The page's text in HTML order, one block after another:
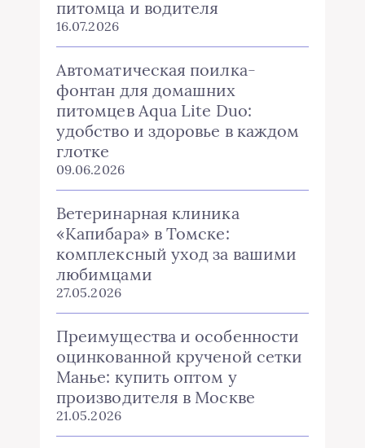
питомца и водителя
16.07.2026
Автоматическая поилка-
фонтан для домашних
питомцев Aqua Lite Duo:
удобство и здоровье в каждом
глотке
09.06.2026
Ветеринарная клиника
«Капибара» в Томске:
комплексный уход за вашими
любимцами
27.05.2026
Преимущества и особенности
оцинкованной крученой сетки
Манье: купить оптом у
производителя в Москве
21.05.2026